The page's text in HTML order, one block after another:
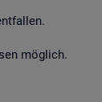
mög­lich.